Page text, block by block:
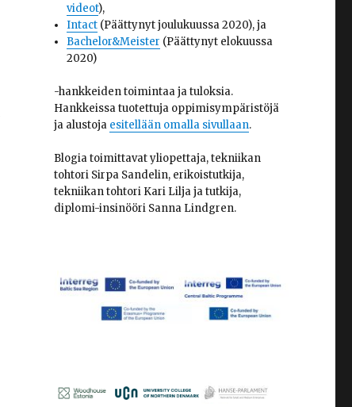
videot),
Intact (Päättynyt joulukuussa 2020), ja
Bachelor&Meister (Päättynyt elokuussa
2020)
-hankkeiden toimintaa ja tuloksia.
Hankkeissa tuotettuja oppimisympäristöjä
ja alustoja esitellään omalla sivullaan.
Blogia toimittavat yliopettaja, tekniikan
tohtori Sirpa Sandelin, erikoistutkija,
tekniikan tohtori Kari Lilja ja tutkija,
diplomi-insinööri Sanna Lindgren.